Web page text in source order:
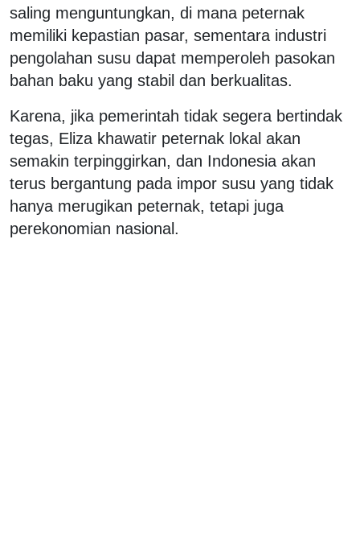
saling menguntungkan, di mana peternak
memiliki kepastian pasar, sementara industri
pengolahan susu dapat memperoleh pasokan
bahan baku yang stabil dan berkualitas.
Karena, jika pemerintah tidak segera bertindak
tegas, Eliza khawatir peternak lokal akan
semakin terpinggirkan, dan Indonesia akan
terus bergantung pada impor susu yang tidak
hanya merugikan peternak, tetapi juga
perekonomian nasional.